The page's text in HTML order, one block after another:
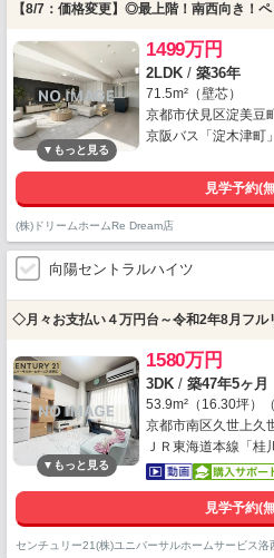
【8/7：価格変更】◎最上階！南西向き！ペ
1499万円
2LDK / 築36年
71.5m²（壁芯）
京都市伏見区淀美豆
京阪バス「淀木津町
見学予約(
(株)ドリームホームRe Dream店
向陽セントラルハイツ
◇月々お支払い４万円台～令和2年8月フル
1580万円
3DK / 築47年5ヶ月
53.9m²（16.30坪）（
京都市南区久世上久
ＪＲ東海道本線「桂
見学予約(
センチュリー21(株)ユニバーサルホームサービス洛